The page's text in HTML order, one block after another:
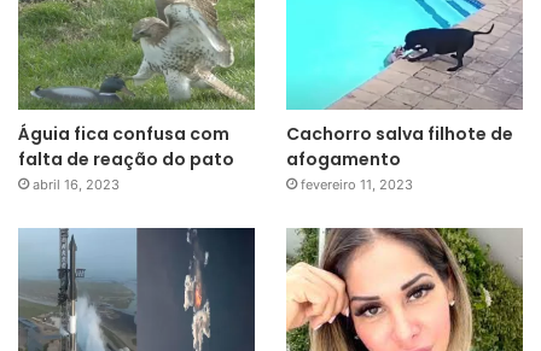
Águia fica confusa com
falta de reação do pato
abril 16, 2023
Cachorro salva filhote de
afogamento
fevereiro 11, 2023